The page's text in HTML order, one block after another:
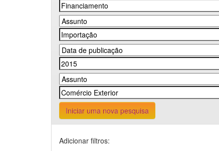
Iniciar uma nova pesquisa
Adicionar filtros: